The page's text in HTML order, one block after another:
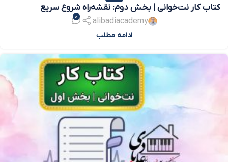
کتاب کار نت‌خوانی | بخش دوم: نقشه‌راه شروع سریع
alibadiacademy
0
ادامه مطلب